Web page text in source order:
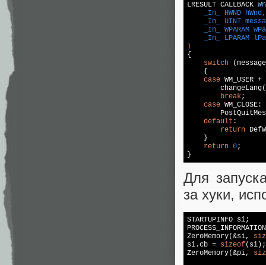
LRESULT CALLBACK
    _In_ HWND hWnd,
_In_ UINT
_In_ WPARAM
_In_ LPARAM
)
{
switch
    {
case WM_USER +
break;
case WM_CLOSE:
default :
return
    }
return 0;
}
Для
за хуки,
STARTUPINFO si;
ZeroMemory(&si,
si.cb = sizeof(si);
ZeroMemory(&pi,